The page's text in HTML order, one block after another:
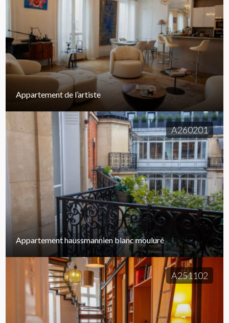
Appartement de l’artiste
A260201
Appartement haussmannien blanc mouluré
A251102